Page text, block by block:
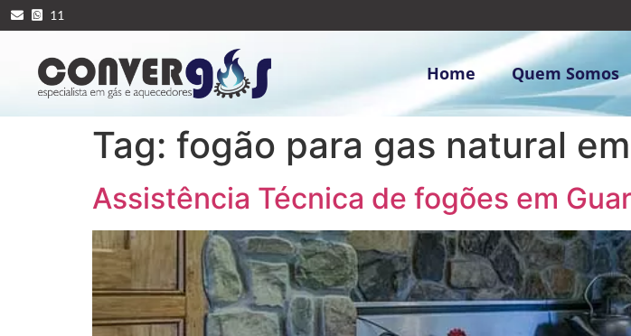
11
Home Quem Somos
Tag: fogão para gas natural
Assistência Técnica de fogões em